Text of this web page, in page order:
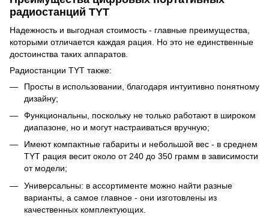
радиостанций TYT
Надежность и выгодная стоимость - главные преимущества,
которыми отличается каждая рация. Но это не единственные
достоинства таких аппаратов.
Радиостанции TYT также:
Просты в использовании, благодаря интуитивно понятному
дизайну;
Функциональны, поскольку не только работают в широком
диапазоне, но и могут настраиваться вручную;
Имеют компактные габариты и небольшой вес - в среднем
TYT рация весит около от 240 до 350 грамм в зависимости
от модели;
Универсальны: в ассортименте можно найти разные
варианты, а самое главное - они изготовлены из
качественных комплектующих.